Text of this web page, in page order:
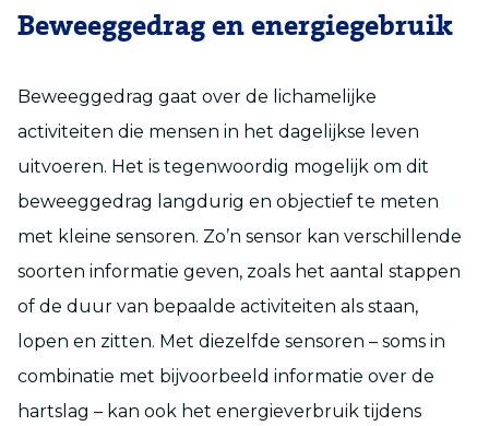
Beweeggedrag en energiegebruik
Beweeggedrag gaat over de lichamelijke
activiteiten die mensen in het dagelijkse leven
uitvoeren. Het is tegenwoordig mogelijk om dit
beweeggedrag langdurig en objectief te meten
met kleine sensoren. Zo’n sensor kan verschillende
soorten informatie geven, zoals het aantal stappen
of de duur van bepaalde activiteiten als staan,
lopen en zitten. Met diezelfde sensoren – soms in
combinatie met bijvoorbeeld informatie over de
hartslag – kan ook het energieverbruik tijdens